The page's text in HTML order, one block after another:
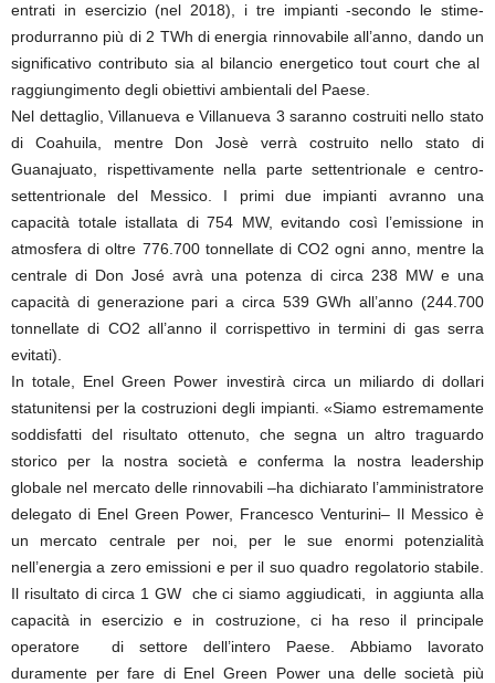
entrati in esercizio (nel 2018), i tre impianti -secondo le stime-
produrranno più di 2 TWh di energia rinnovabile all’anno, dando un
significativo contributo sia al bilancio energetico tout court che al
raggiungimento degli obiettivi ambientali del Paese.
Nel dettaglio, Villanueva e Villanueva 3 saranno costruiti nello stato
di Coahuila, mentre Don Josè verrà costruito nello stato di
Guanajuato, rispettivamente nella parte settentrionale e centro-
settentrionale del Messico. I primi due impianti avranno una
capacità totale istallata di 754 MW, evitando così l’emissione in
atmosfera di oltre 776.700 tonnellate di CO2 ogni anno, mentre la
centrale di Don José avrà una potenza di circa 238 MW e una
capacità di generazione pari a circa 539 GWh all’anno (244.700
tonnellate di CO2 all’anno il corrispettivo in termini di gas serra
evitati).
In totale, Enel Green Power investirà circa un miliardo di dollari
statunitensi per la costruzioni degli impianti. «Siamo estremamente
soddisfatti del risultato ottenuto, che segna un altro traguardo
storico per la nostra società e conferma la nostra leadership
globale nel mercato delle rinnovabili –ha dichiarato l’amministratore
delegato di Enel Green Power, Francesco Venturini– Il Messico è
un mercato centrale per noi, per le sue enormi potenzialità
nell’energia a zero emissioni e per il suo quadro regolatorio stabile.
Il risultato di circa 1 GW che ci siamo aggiudicati, in aggiunta alla
capacità in esercizio e in costruzione, ci ha reso il principale
operatore di settore dell’intero Paese. Abbiamo lavorato
duramente per fare di Enel Green Power una delle società più